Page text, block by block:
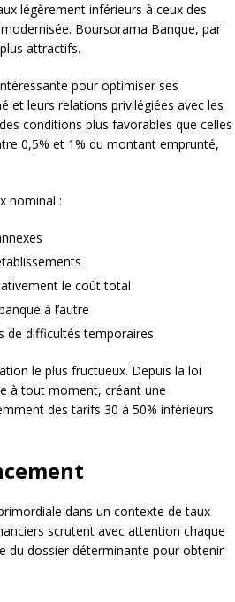
légèrement inférieurs à ceux des
Boursorama Banque, par
attractifs.
pour optimiser ses
et leurs relations privilégiées avec les
conditions plus favorables que celles
0,5% et 1% du montant emprunté,
nominal :
le coût total
à l’autre
de difficultés temporaires
le plus fructueux. Depuis la loi
à tout moment, créant une
des tarifs 30 à 50% inférieurs
dans un contexte de taux
scrutent avec attention chaque
du dossier déterminante pour obtenir